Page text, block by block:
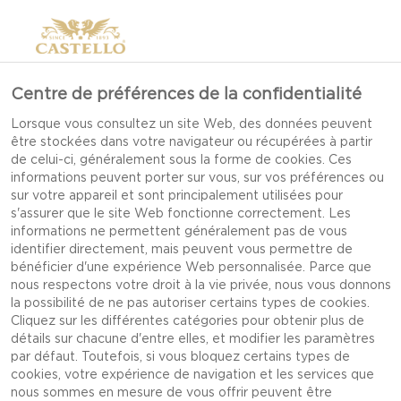
INSPIRATION POUR DES
COLLATIONS ET HORS-
D’OEUVRE DE NOËL
SIMPLES
Lors de votre fête de Noël, régalez vos amis et
votre famille avec des collations et des hors-
d’œuvre de Noël savoureux. Les réceptions des
Fêtes deviendront soudainement plus délicieuses
grâce à nos chouettes recettes pour des Fêtes
Centre de préférences de la confidentialité
Lorsque vous consultez un site Web, des données peuvent
être stockées dans votre navigateur ou récupérées à partir
de celui-ci, généralement sous la forme de cookies. Ces
informations peuvent porter sur vous, sur vos préférences ou
sur votre appareil et sont principalement utilisées pour
s'assurer que le site Web fonctionne correctement. Les
informations ne permettent généralement pas de vous
identifier directement, mais peuvent vous permettre de
bénéficier d'une expérience Web personnalisée. Parce que
nous respectons votre droit à la vie privée, nous vous donnons
la possibilité de ne pas autoriser certains types de cookies.
Cliquez sur les différentes catégories pour obtenir plus de
détails sur chacune d'entre elles, et modifier les paramètres
par défaut. Toutefois, si vous bloquez certains types de
cookies, votre expérience de navigation et les services que
nous sommes en mesure de vous offrir peuvent être